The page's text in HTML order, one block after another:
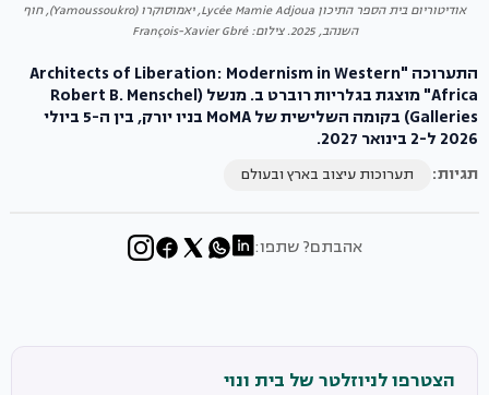
אודיטוריום בית הספר התיכון Lycée Mamie Adjoua, יאמוסוקרו (Yamoussoukro), חוף
השנהב, 2025. צילום: François-Xavier Gbré
התערוכה "Architects of Liberation: Modernism in Western
Africa" מוצגת בגלריות רוברט ב. מנשל (Robert B. Menschel
Galleries) בקומה השלישית של MoMA בניו יורק, בין ה-5 ביולי
2026 ל-2 בינואר 2027.
תגיות:
תערוכות עיצוב בארץ ובעולם
אהבתם? שתפו:
הצטרפו לניוזלטר של בית ונוי